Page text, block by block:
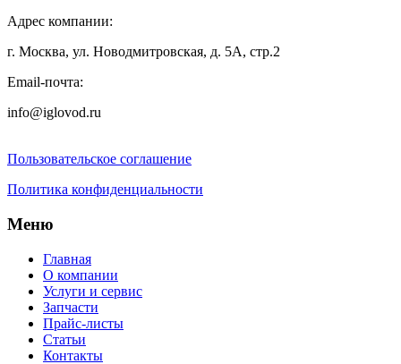
Адрес компании:
г. Москва, ул. Новодмитровская, д. 5А, стр.2
Email-почта:
info@iglovod.ru
Пользовательское соглашение
Политика конфиденциальности
Меню
Главная
О компании
Услуги и сервис
Запчасти
Прайс-листы
Статьи
Контакты